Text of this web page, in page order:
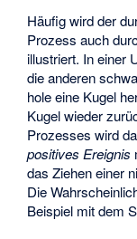
Häufig wird der
Prozess auch
illustriert. In einer
die anderen
hole eine Kugel
Kugel wieder
Prozesses wird
positives Ereignis
das Ziehen einer
Die
Beispiel mit dem